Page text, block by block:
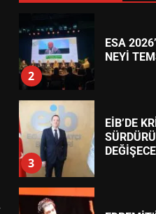
2
ESA
NEYİ
3
EİB’DE